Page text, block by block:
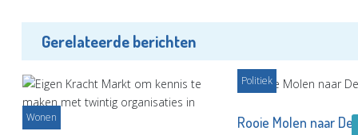
Gerelateerde berichten
Wonen
Politiek
Rooie Molen naar